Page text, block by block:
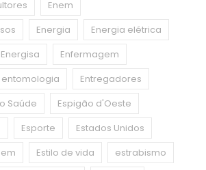
Enem
Energia
Energia elétrica
Energisa
Enfermagem
entomologia
Entregadores
Saúde
Espigão d'Oeste
Esporte
Estados Unidos
Estilo de vida
estrabismo